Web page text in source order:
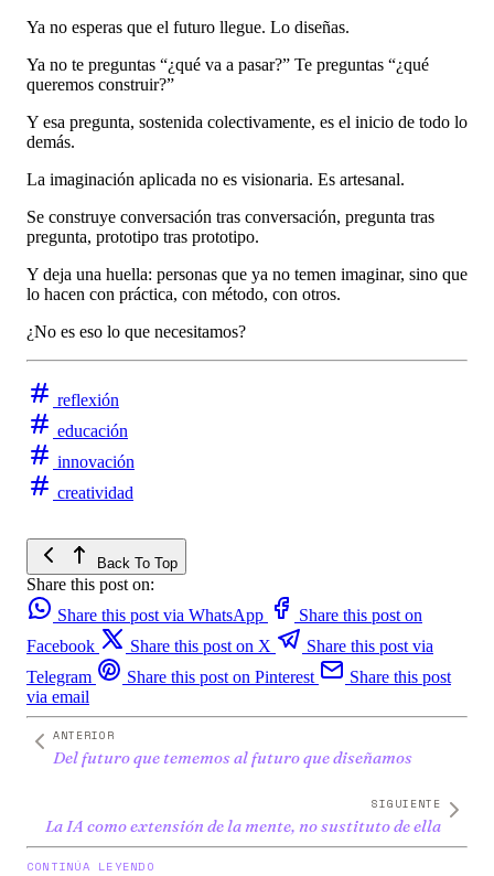
Ya no esperas que el futuro llegue. Lo diseñas.
Ya no te preguntas “¿qué va a pasar?” Te preguntas “¿qué
queremos construir?”
Y esa pregunta, sostenida colectivamente, es el inicio de todo lo
demás.
La imaginación aplicada no es visionaria. Es artesanal.
Se construye conversación tras conversación, pregunta tras
pregunta, prototipo tras prototipo.
Y deja una huella: personas que ya no temen imaginar, sino que
lo hacen con práctica, con método, con otros.
¿No es eso lo que necesitamos?
reflexión
educación
innovación
creatividad
Back To Top
Share this post on:
Share this post via WhatsApp
Share this post on
Facebook
Share this post on X
Share this post via
Telegram
Share this post on Pinterest
Share this post
via email
ANTERIOR
Del futuro que tememos al futuro que diseñamos
SIGUIENTE
La IA como extensión de la mente, no sustituto de ella
CONTINÚA LEYENDO